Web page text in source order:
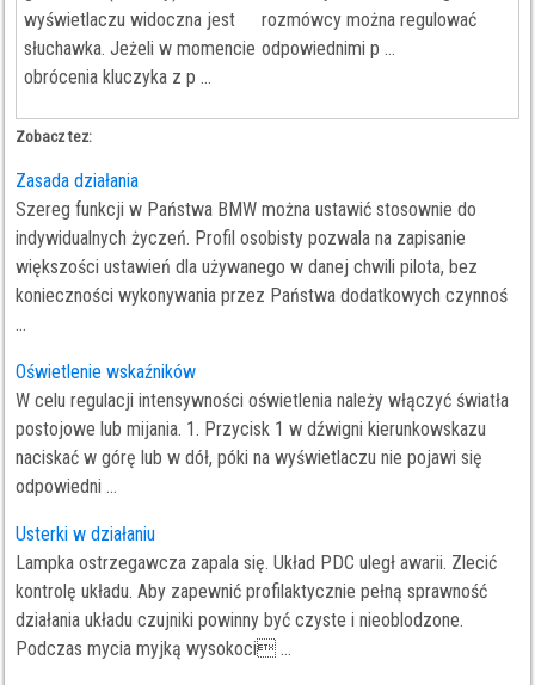
wyświetlaczu widoczna jest
słuchawka. Jeżeli w momencie
obrócenia kluczyka z p ...
rozmówcy można regulować
odpowiednimi p ...
Zobacz tez:
Zasada działania
Szereg funkcji w Państwa BMW można ustawić stosownie do
indywidualnych życzeń. Profil osobisty pozwala na zapisanie
większości ustawień dla używanego w danej chwili pilota, bez
konieczności wykonywania przez Państwa dodatkowych czynnoś
...
Oświetlenie wskaźników
W celu regulacji intensywności oświetlenia należy włączyć światła
postojowe lub mijania. 1. Przycisk 1 w dźwigni kierunkowskazu
naciskać w górę lub w dół, póki na wyświetlaczu nie pojawi się
odpowiedni ...
Usterki w działaniu
Lampka ostrzegawcza zapala się. Układ PDC uległ awarii. Zlecić
kontrolę układu. Aby zapewnić profilaktycznie pełną sprawność
działania układu czujniki powinny być czyste i nieoblodzone.
Podczas mycia myjką wysokoci ...